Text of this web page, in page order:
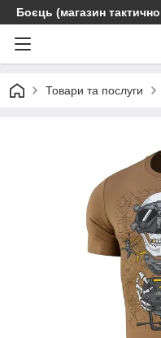
Боєць (магазин
Товари та послуги